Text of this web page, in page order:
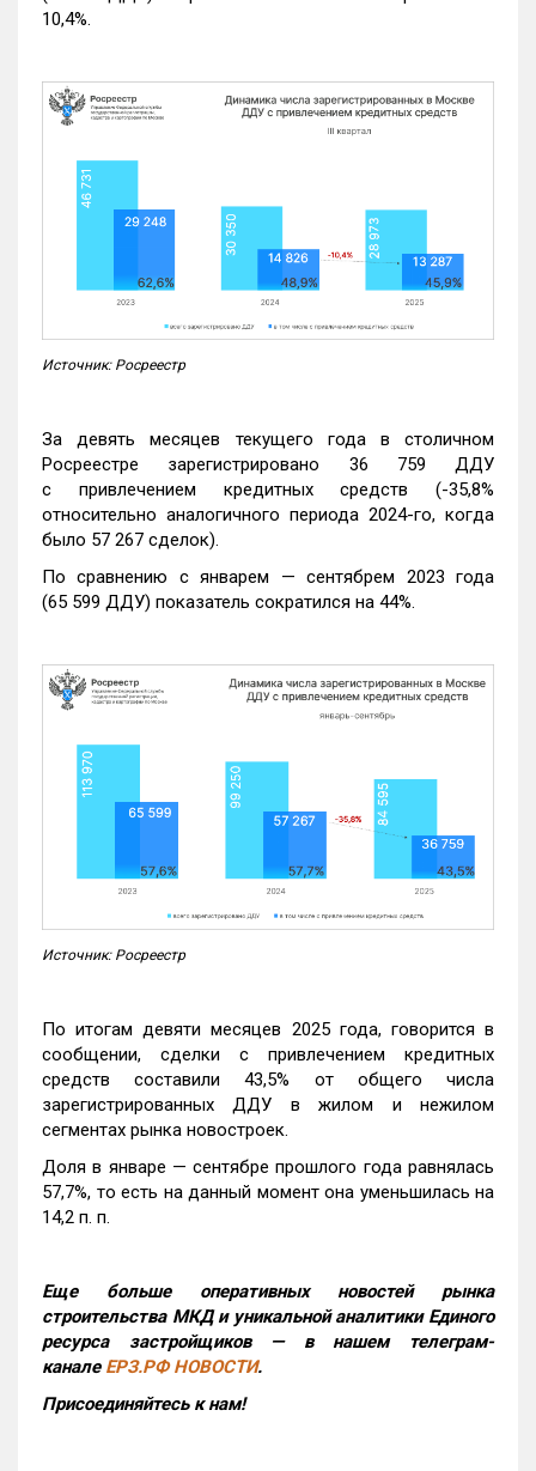
10,4%.
Источник: Росреестр
За девять месяцев текущего года в столичном
Росреестре зарегистрировано 36 759 ДДУ
с привлечением кредитных средств (-35,8%
относительно аналогичного периода 2024-го, когда
было 57 267 сделок).
По сравнению с январем — сентябрем 2023 года
(65 599 ДДУ) показатель сократился на 44%.
Источник: Росреестр
По итогам девяти месяцев 2025 года, говорится в
сообщении, сделки с привлечением кредитных
средств составили 43,5% от общего числа
зарегистрированных ДДУ в жилом и нежилом
сегментах рынка новостроек.
Доля в январе — сентябре прошлого года равнялась
57,7%, то есть на данный момент она уменьшилась на
14,2 п. п.
Еще больше оперативных новостей рынка
строительства МКД и уникальной аналитики Единого
ресурса застройщиков — в нашем телеграм-
канале ЕРЗ.РФ НОВОСТИ.
Присоединяйтесь к нам!